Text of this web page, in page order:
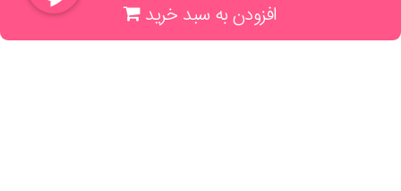
افزودن به سبد خرید
(جهت خرید حضوری، تلفنی ، پیگیری سفارشات سایت با شماره تلفن 02166175070
تماس حاصل فرمایید)